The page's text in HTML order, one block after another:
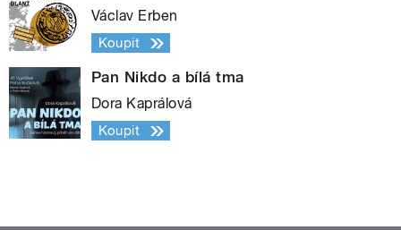
Václav Erben
Koupit
Pan Nikdo a bílá tma
Dora Kaprálová
Koupit